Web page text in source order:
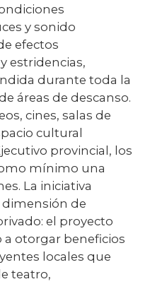
y sonido
efectos
estridencias,
durante toda la
áreas de descanso.
cines, salas de
cultural
provincial, los
mínimo una
La iniciativa
de
el proyecto
a otorgar beneficios
locales que
teatro,